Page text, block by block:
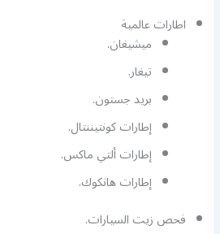
اطارات عالمية
ميشيغان.
تيغار.
بريد جستون.
إطارات كونتيننتال.
إطارات ألتي ماكس.
إطارات هانكوك.
فحص زيت السيارات.